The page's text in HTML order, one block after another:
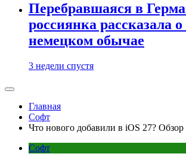
Перебравшаяся в
россиянка рассказала
немецком обычае
3 недели спустя
Главная
Софт
Что нового добавили в iOS 27?
Софт